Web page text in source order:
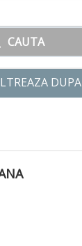
CAUTA
DUPA